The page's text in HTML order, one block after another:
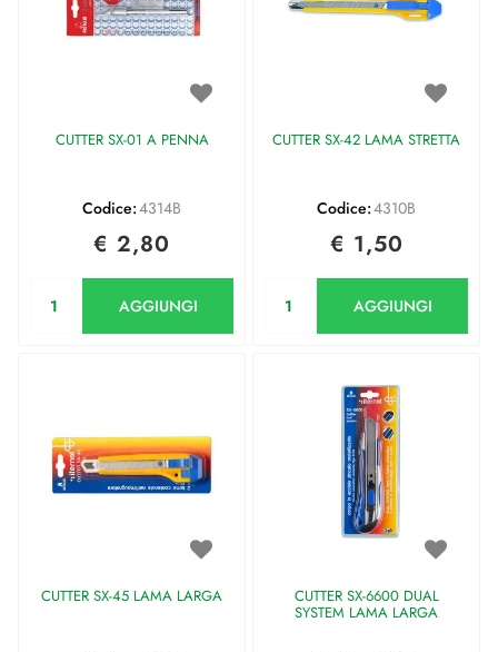
CUTTER SX-01 A PENNA
Codice:4314B
€ 2,80
AGGIUNGI
CUTTER SX-42 LAMA STRETTA
Codice:4310B
€ 1,50
AGGIUNGI
CUTTER SX-45 LAMA LARGA CUTTER SX-6600 DUAL
SYSTEM LAMA LARGA